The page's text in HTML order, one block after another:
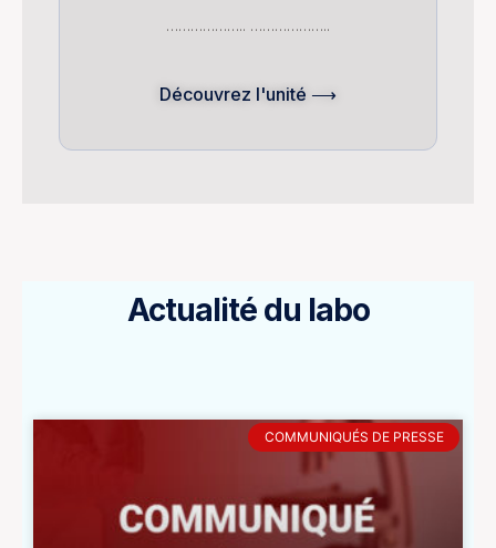
……………….. ………………..
Découvrez l'unité ⟶
Actualité du labo
COMMUNIQUÉS DE PRESSE